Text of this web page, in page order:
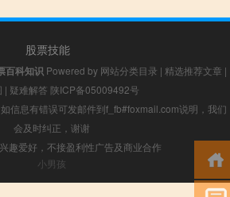
股票技能
百科知识 Powered by 网站分类目录 | 精选推荐文章 |
| 疑难解答 陕ICP备05009492号
信息有错误可发邮件到f_fb#foxmail.com说明，我们
会及时纠正，谢谢
趣爱好，不接盈利性广告及商业合作
小男孩